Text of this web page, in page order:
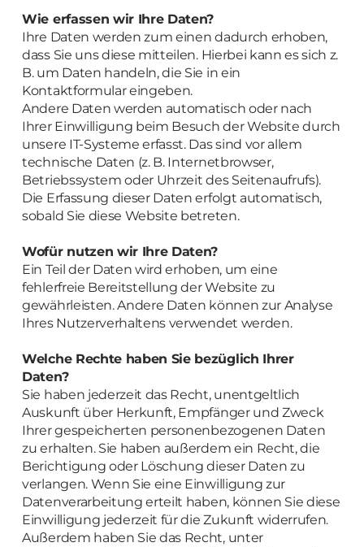
Wie erfassen wir Ihre Daten?
Ihre Daten werden zum einen dadurch erhoben,
dass Sie uns diese mitteilen. Hierbei kann es sich z.
B. um Daten handeln, die Sie in ein
Kontaktformular eingeben.
Andere Daten werden automatisch oder nach
Ihrer Einwilligung beim Besuch der Website durch
unsere IT-Systeme erfasst. Das sind vor allem
technische Daten (z. B. Internetbrowser,
Betriebssystem oder Uhrzeit des Seitenaufrufs).
Die Erfassung dieser Daten erfolgt automatisch,
sobald Sie diese Website betreten.
Wofür nutzen wir Ihre Daten?
Ein Teil der Daten wird erhoben, um eine
fehlerfreie Bereitstellung der Website zu
gewährleisten. Andere Daten können zur Analyse
Ihres Nutzerverhaltens verwendet werden.
Welche Rechte haben Sie bezüglich Ihrer
Daten?
Sie haben jederzeit das Recht, unentgeltlich
Auskunft über Herkunft, Empfänger und Zweck
Ihrer gespeicherten personenbezogenen Daten
zu erhalten. Sie haben außerdem ein Recht, die
Berichtigung oder Löschung dieser Daten zu
verlangen. Wenn Sie eine Einwilligung zur
Datenverarbeitung erteilt haben, können Sie diese
Einwilligung jederzeit für die Zukunft widerrufen.
Außerdem haben Sie das Recht, unter